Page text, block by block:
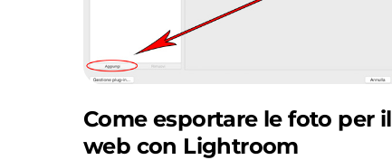
Come esportare le foto per il
web con Lightroom